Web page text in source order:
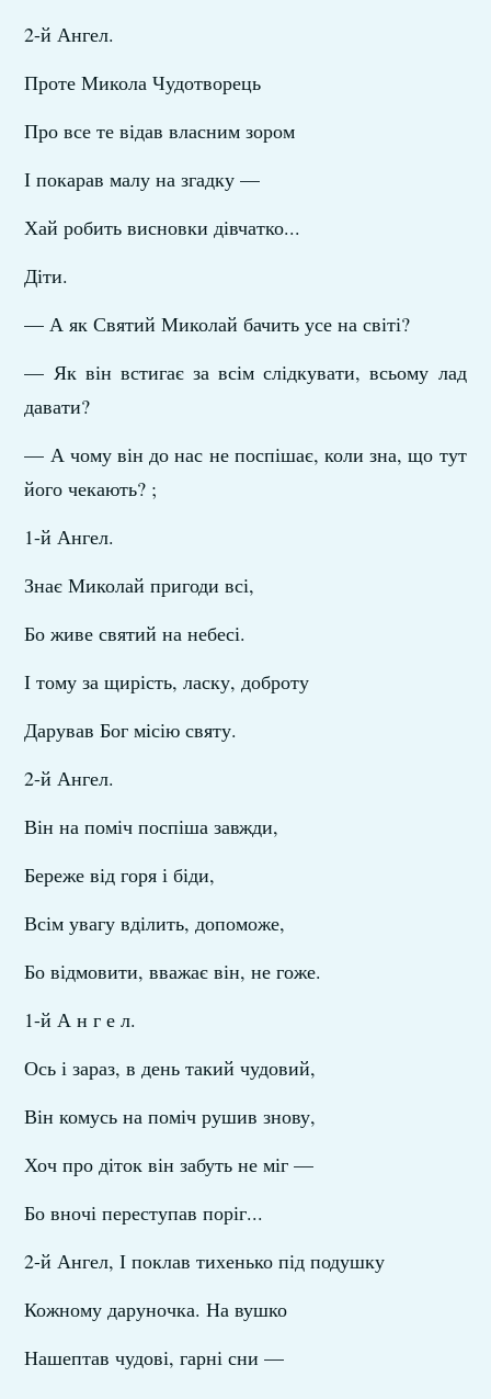
2-й Ангел.
Проте Микола Чудотворець
Про все те відав власним зором
І покарав малу на згадку —
Хай робить висновки дівчатко...
Діти.
— А як Святий Миколай бачить усе на світі?
— Як він встигає за всім слідкувати, всьому лад
давати?
— А чому він до нас не поспішає, коли зна, що тут
його чекають? ;
1-й Ангел.
Знає Миколай пригоди всі,
Бо живе святий на небесі.
І тому за щирість, ласку, доброту
Дарував Бог місію святу.
2-й Ангел.
Він на поміч поспіша завжди,
Береже від горя і біди,
Всім увагу вділить, допоможе,
Бо відмовити, вважає він, не гоже.
1-й А н г е л.
Ось і зараз, в день такий чудовий,
Він комусь на поміч рушив знову,
Хоч про діток він забуть не міг —
Бо вночі переступав поріг...
2-й Ангел, І поклав тихенько під подушку
Кожному даруночка. На вушко
Нашептав чудові, гарні сни —